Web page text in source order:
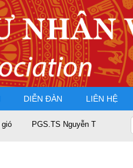
DIỄN ĐÀN LIÊN HỆ
PGS.TS Nguyễn Trọng Điều tái đắc